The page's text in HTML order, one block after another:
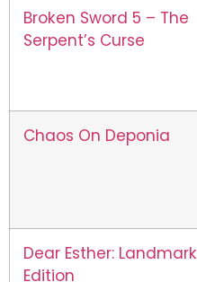
Broken Sword 5 – The
Serpent’s Curse
Chaos On Deponia
Dear Esther: Landmark
Edition